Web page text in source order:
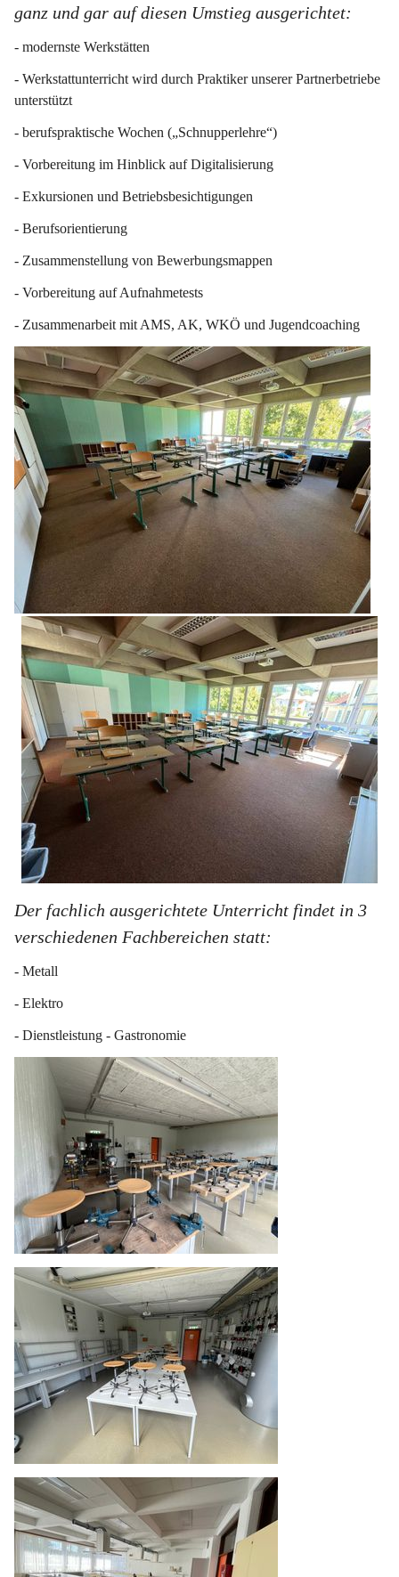
ganz und gar auf diesen Umstieg ausgerichtet:
- modernste Werkstätten
- Werkstattunterricht wird durch Praktiker unserer Partnerbetriebe
unterstützt
- berufspraktische Wochen („Schnupperlehre“)
- Vorbereitung im Hinblick auf Digitalisierung
- Exkursionen und Betriebsbesichtigungen
- Berufsorientierung
- Zusammenstellung von Bewerbungsmappen
- Vorbereitung auf Aufnahmetests
- Zusammenarbeit mit AMS, AK, WKÖ und Jugendcoaching
Der fachlich ausgerichtete Unterricht findet in 3
verschiedenen Fachbereichen statt:
- Metall
- Elektro
- Dienstleistung - Gastronomie